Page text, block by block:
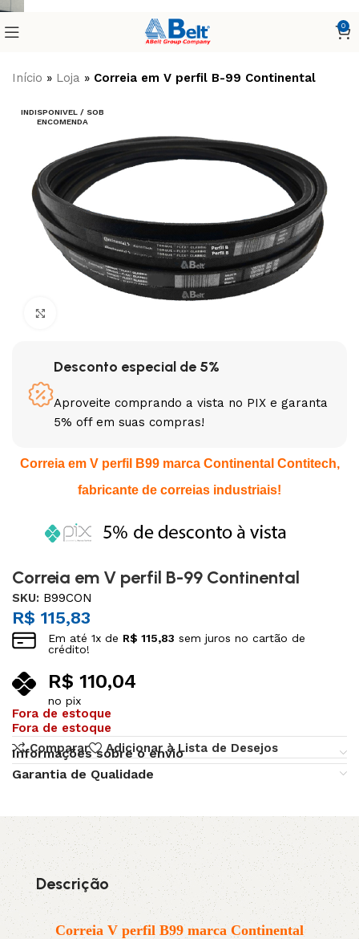
0
Início » Loja » Correia em V perfil B-99 Continental
INDISPONIVEL / SOB
ENCOMENDA
Desconto especial de 5%
Aproveite comprando a vista no PIX e garanta
5% off em suas compras!
Correia em V perfil B99 marca Continental Contitech,
fabricante de correias industriais!
Correia em V perfil B-99 Continental
SKU: B99CON
R$ 115,83
Em até1x de R$ 115,83 sem juros no cartão de
crédito!
R$ 110,04
no pix
Fora de estoque
Fora de estoque
Comparar
Adicionar à Lista de Desejos
Informações sobre o envio
Garantia de Qualidade
Descrição
Correia V perfil B99 marca Continental